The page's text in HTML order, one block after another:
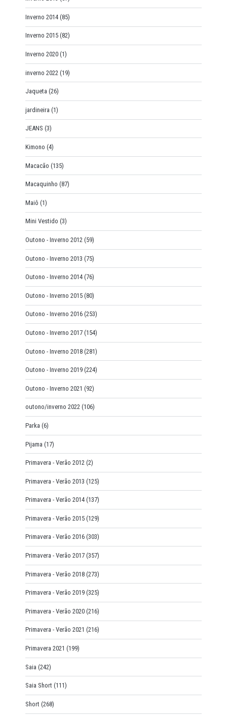
Inverno 2014 (85)
Inverno 2015 (82)
Inverno 2020 (1)
inverno 2022 (19)
Jaqueta (26)
jardineira (1)
JEANS (3)
Kimono (4)
Macacão (135)
Macaquinho (87)
Maiô (1)
Mini Vestido (3)
Outono - Inverno 2012 (59)
Outono - Inverno 2013 (75)
Outono - Inverno 2014 (76)
Outono - Inverno 2015 (80)
Outono - Inverno 2016 (253)
Outono - Inverno 2017 (154)
Outono - Inverno 2018 (281)
Outono - Inverno 2019 (224)
Outono - Inverno 2021 (92)
outono/inverno 2022 (106)
Parka (6)
Pijama (17)
Primavera - Verão 2012 (2)
Primavera - Verão 2013 (125)
Primavera - Verão 2014 (137)
Primavera - Verão 2015 (129)
Primavera - Verão 2016 (303)
Primavera - Verão 2017 (357)
Primavera - Verão 2018 (273)
Primavera - Verão 2019 (325)
Primavera - Verão 2020 (216)
Primavera - Verão 2021 (216)
Primavera 2021 (199)
Saia (242)
Saia Short (111)
Short (268)